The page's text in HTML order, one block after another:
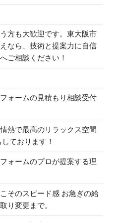
方も大歓迎です。東大阪市
なら、技術と提案力に自信
ご相談ください！
ォームの見積もり相談受付
熱で最高のリラックス空間
ております！
ォームのプロが提案する理
そのスピード感 お急ぎの給
り変更まで。